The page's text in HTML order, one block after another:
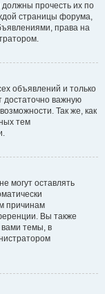
прочесть их по
страницы форума,
права на
объявлений и только
достаточно важную
Так же, как
тем
могут оставлять
причинам
Вы также
темы, в